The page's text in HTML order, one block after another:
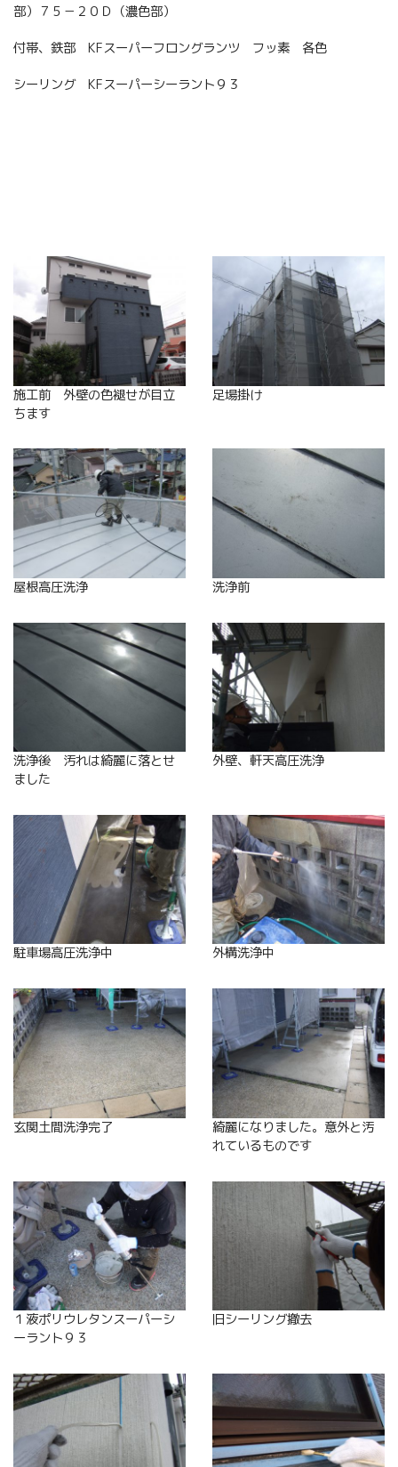
部）７５－２０Ｄ（濃色部）
付帯、鉄部 KFスーパーフロングランツ フッ素 各色
シーリング KFスーパーシーラント９３
施工前 外壁の色褪せが目立
ちます
足場掛け
屋根高圧洗浄 洗浄前
洗浄後 汚れは綺麗に落とせ
ました
外壁、軒天高圧洗浄
駐車場高圧洗浄中 外構洗浄中
玄関土間洗浄完了
綺麗になりました。意外と汚
れているものです
１液ポリウレタンスーパーシ
ーラント９３
旧シーリング撤去